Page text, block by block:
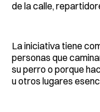
de la calle,
La iniciativa tiene
personas que
su perro o porque
u otros lugares